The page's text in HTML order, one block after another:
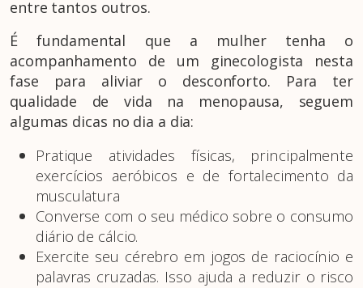
entre tantos outros.
É fundamental que a mulher tenha o
acompanhamento de um ginecologista nesta
fase para aliviar o desconforto. Para ter
qualidade de vida na menopausa, seguem
algumas dicas no dia a dia:
Pratique atividades físicas, principalmente
exercícios aeróbicos e de fortalecimento da
musculatura
Converse com o seu médico sobre o consumo
diário de cálcio.
Exercite seu cérebro em jogos de raciocínio e
palavras cruzadas. Isso ajuda a reduzir o risco